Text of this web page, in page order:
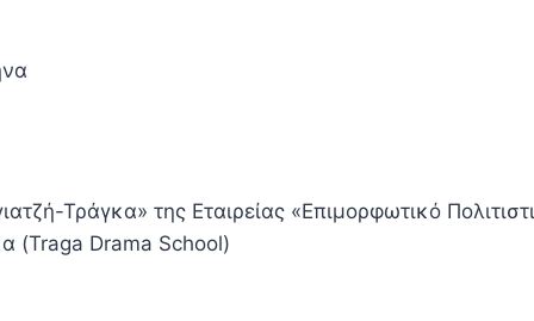
Τράγκα» της Εταιρείας «Επιμορφωτικό
(Traga Drama School)